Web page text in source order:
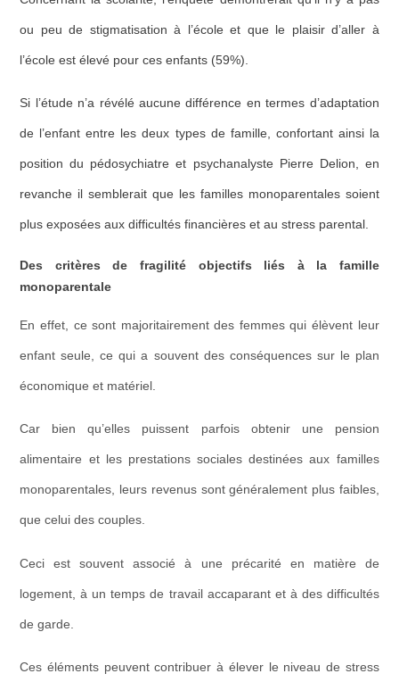
ou peu de stigmatisation à l’écoleet que le plaisir d’aller à
l’école est élevé pour ces enfants (59%)
Si l’étude n’a révéléaucune différence en termes d’adaptation
de l’enfant entre les deux types de famille, confortant ainsi la
position du pédosychiatre et psychanalyste Pierre Delion, en
revanche il semblerait que les familles monoparentales soient
plus exposées aux difficultés financières et au stress parental.
Des critères de fragilité objectifs liés à la famille
monoparentale
En effet, ce sont majoritairement des femmes qui élèvent leur
enfant seule , ce qui a souvent des conséquences sur le plan
économique et matériel.
Car bienqu’elles puissent parfois obtenir une pension
alimentaire et les prestations sociales destinées aux familles
monoparentales, leurs revenus sont généralement plus faibles,
que celui des couples.
Ceci est souvent associé à une précarité en matière de
logement, à un temps de travail accaparant et à des difficultés
de garde.
Ces éléments peuvent contribuer à élever le niveau de stress